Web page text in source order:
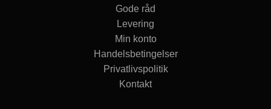
Gode råd
Levering
Min konto
Handelsbetingelser
Privatlivspolitik
Kontakt